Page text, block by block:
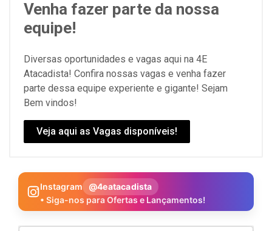
Venha fazer parte da nossa
equipe!
Diversas oportunidades e vagas aqui na 4E
Atacadista! Confira nossas vagas e venha fazer
parte dessa equipe experiente e gigante! Sejam
Bem vindos!
Veja aqui as Vagas disponíveis!
Instagram
@4eatacadista
• Siga-nos para Ofertas e Lançamentos!